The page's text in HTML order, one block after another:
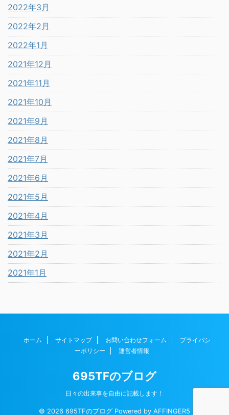
2022年3月
2022年2月
2022年1月
2021年12月
2021年11月
2021年10月
2021年9月
2021年8月
2021年7月
2021年6月
2021年5月
2021年4月
2021年3月
2021年2月
2021年1月
ホーム サイトマップ お問い合わせフォーム
プライバシ
ーポリシー
運営者情報
695TFのブログ
日々の出来事を自由に記載します！
© 2026 695TFのブログ Powered by AFFINGER5